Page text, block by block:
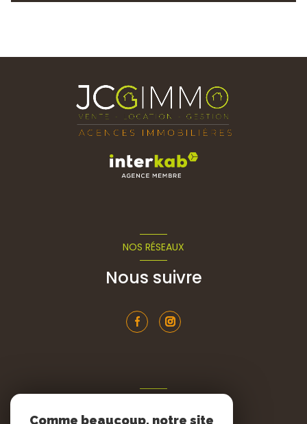
NOS RÉSEAUX
Nous suivre
Comme beaucoup, notre site